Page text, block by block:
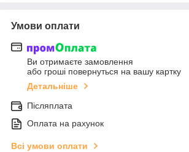
Умови оплати
Ви отримаєте замовлення
або гроші повернуться на вашу картку
Детальніше
Післяплата
Оплата на рахунок
Всі умови оплати